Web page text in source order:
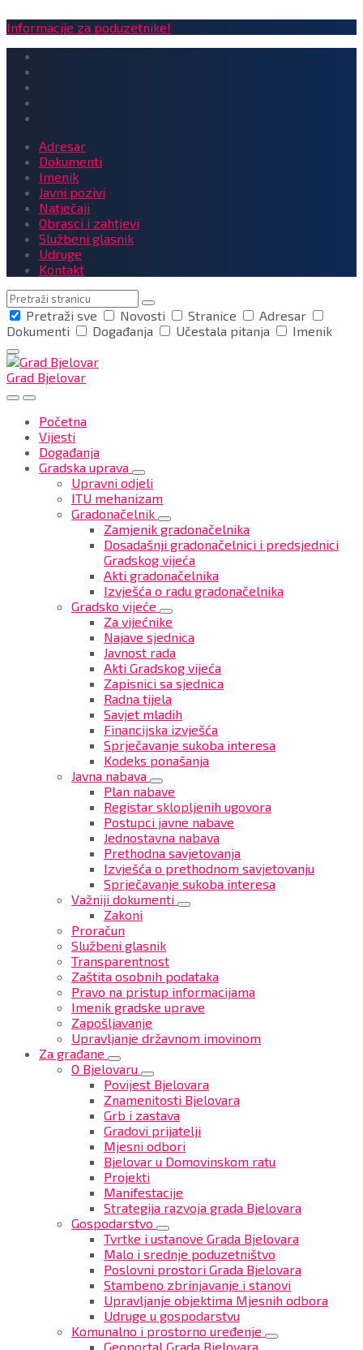
Informacije za poduzetnike!
Adresar
Dokumenti
Imenik
Javni pozivi
Natječaji
Obrasci i zahtjevi
Službeni glasnik
Udruge
Kontakt
Pretraga
Pretraži sve
Novosti Stranice
Adresar
Dokumenti
Događanja Učestala pitanja Imenik
Grad Bjelovar
Početna
Vijesti
Događanja
Gradska uprava
Upravni odjeli
ITU mehanizam
Gradonačelnik
Zamjenik gradonačelnika
Dosadašnji gradonačelnici i predsjednici
Gradskog vijeća
Akti gradonačelnika
Izvješća o radu gradonačelnika
Gradsko vijeće
Za vijećnike
Najave sjednica
Javnost rada
Akti Gradskog vijeća
Zapisnici sa sjednica
Radna tijela
Savjet mladih
Financijska izvješća
Sprječavanje sukoba interesa
Kodeks ponašanja
Javna nabava
Plan nabave
Registar sklopljenih ugovora
Postupci javne nabave
Jednostavna nabava
Prethodna savjetovanja
Izvješća o prethodnom savjetovanju
Sprječavanje sukoba interesa
Važniji dokumenti
Zakoni
Proračun
Službeni glasnik
Transparentnost
Zaštita osobnih podataka
Pravo na pristup informacijama
Imenik gradske uprave
Zapošljavanje
Upravljanje državnom imovinom
Za građane
O Bjelovaru
Povijest Bjelovara
Znamenitosti Bjelovara
Grb i zastava
Gradovi prijatelji
Mjesni odbori
Bjelovar u Domovinskom ratu
Projekti
Manifestacije
Strategija razvoja grada Bjelovara
Gospodarstvo
Tvrtke i ustanove Grada Bjelovara
Malo i srednje poduzetništvo
Poslovni prostori Grada Bjelovara
Stambeno zbrinjavanje i stanovi
Upravljanje objektima Mjesnih odbora
Udruge u gospodarstvu
Komunalno i prostorno uređenje
Geoportal Grada Bjelovara